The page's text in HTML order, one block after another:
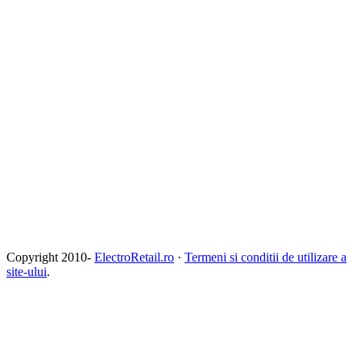
Copyright 2010- ElectroRetail.ro · Termeni si conditii de utilizare a
site-ului.